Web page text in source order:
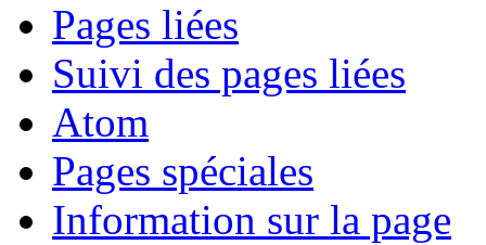
Pages liées
Suivi des pages liées
Atom
Pages spéciales
Information sur la page